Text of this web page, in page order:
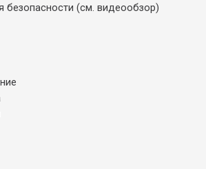
безопасности (см. видеообзор)